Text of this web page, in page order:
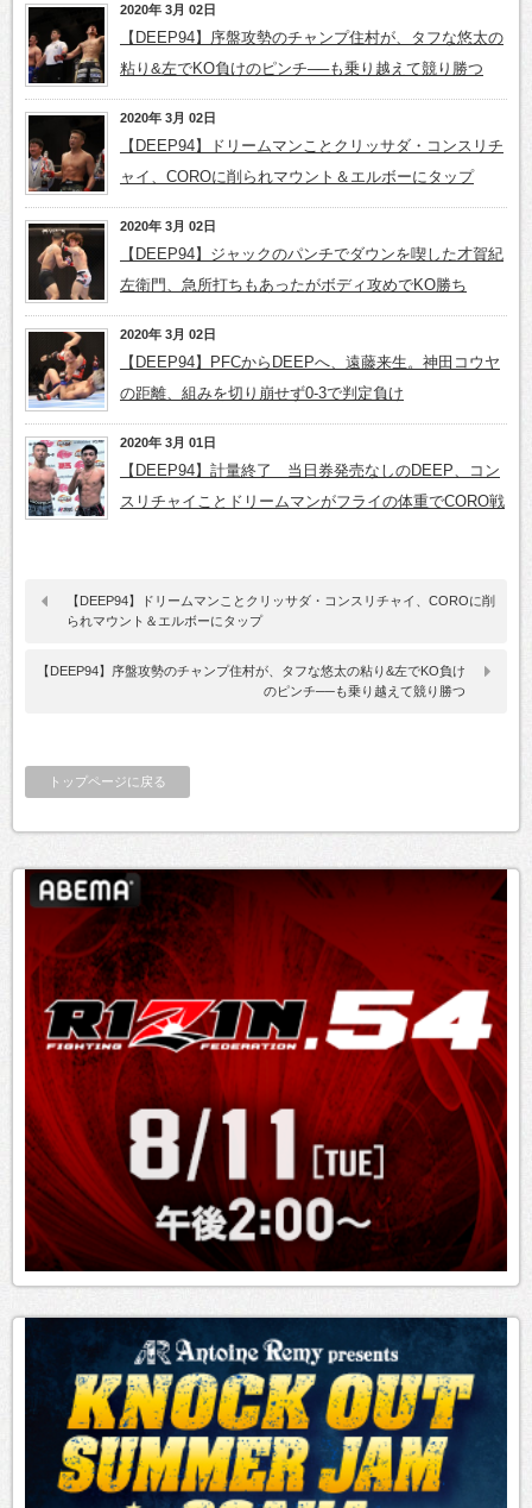
2020年 3月 02日
【DEEP94】序盤攻勢のチャンプ住村が、タフな悠太の
粘り&左でKO負けのピンチ──も乗り越えて競り勝つ
2020年 3月 02日
【DEEP94】ドリームマンことクリッサダ・コンスリチ
ャイ、COROに削られマウント＆エルボーにタップ
2020年 3月 02日
【DEEP94】ジャックのパンチでダウンを喫した才賀紀
左衛門、急所打ちもあったがボディ攻めでKO勝ち
2020年 3月 02日
【DEEP94】PFCからDEEPへ、遠藤来生。神田コウヤ
の距離、組みを切り崩せず0-3で判定負け
2020年 3月 01日
【DEEP94】計量終了 当日券発売なしのDEEP、コン
スリチャイことドリームマンがフライの体重でCORO戦
【DEEP94】ドリームマンことクリッサダ・コンスリチャイ、COROに削
られマウント＆エルボーにタップ
【DEEP94】序盤攻勢のチャンプ住村が、タフな悠太の粘り&左でKO負け
のピンチ──も乗り越えて競り勝つ
トップページに戻る